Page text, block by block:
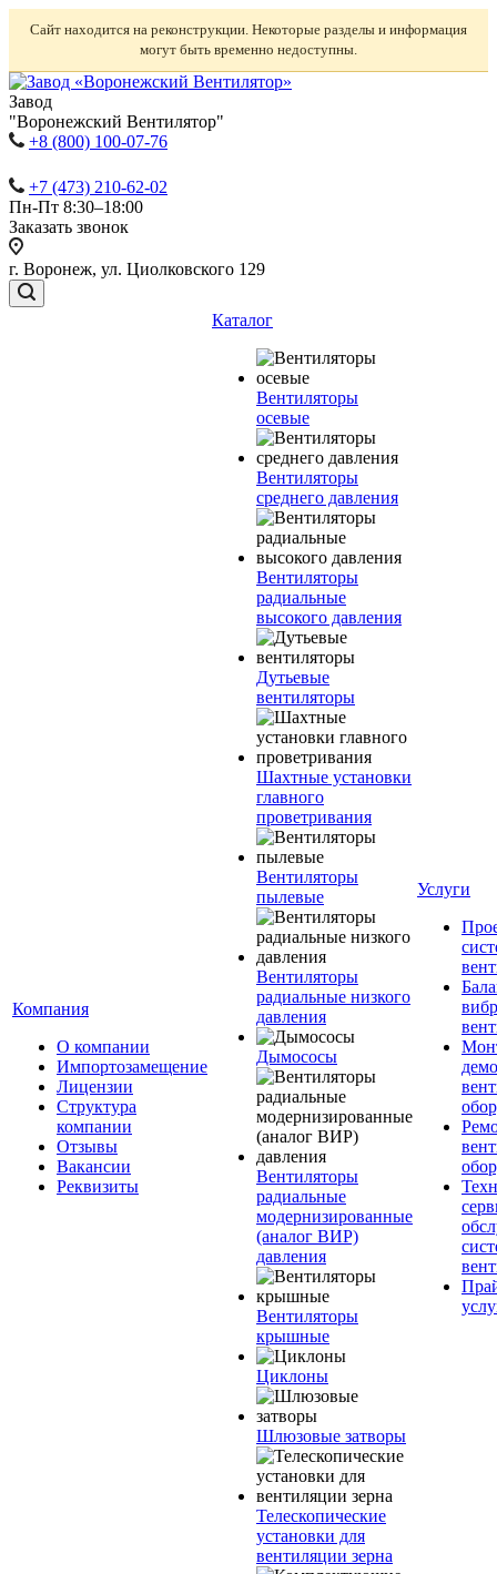
Сайт находится на реконструкции. Некоторые разделы и информация
могут быть временно недоступны.
Завод
"Воронежский Вентилятор"
+8 (800) 100-07-76
+7 (473) 210-62-02
Пн-Пт 8:30–18:00
Заказать звонок
г. Воронеж, ул. Циолковского 129
Компания
О компании
Импортозамещение
Лицензии
Структура
компании
Отзывы
Вакансии
Реквизиты
Каталог
Вентиляторы
осевые
Вентиляторы
среднего давления
Вентиляторы
радиальные
высокого давления
Дутьевые
вентиляторы
Шахтные установки
главного
проветривания
Вентиляторы
пылевые
Вентиляторы
радиальные низкого
давления
Дымососы
Вентиляторы
радиальные
модернизированные
(аналог ВИР)
давления
Вентиляторы
крышные
Циклоны
Шлюзовые затворы
Телескопические
установки для
вентиляции зерна
Услуги